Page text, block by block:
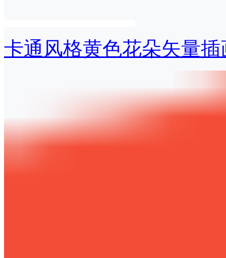
卡通风格黄色花朵矢量插